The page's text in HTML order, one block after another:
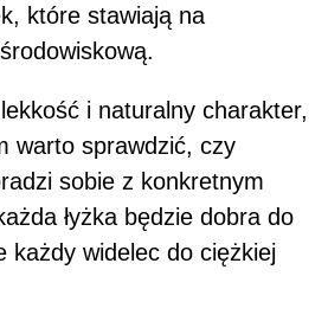
które stawiają na
i naturalny charakter,
warto sprawdzić, czy
sobie z konkretnym
łyżka będzie dobra do
każdy widelec do ciężkiej